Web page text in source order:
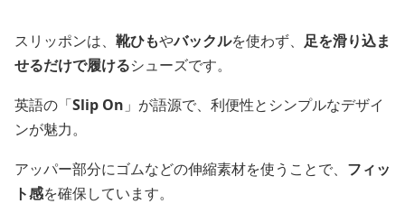
スリッポンは、 靴ひもやバックルを使わず、 足を滑り込ま
せるだけで履けるシューズです。
英語の「Slip On 」が語源で、利便性とシンプルなデザイ
ンが魅力。
アッパー部分にゴムなどの伸縮素材を使うことで、 フィッ
ト感を確保しています。